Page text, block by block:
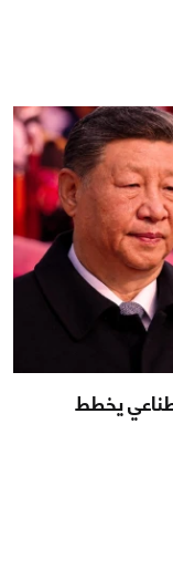
يخطط